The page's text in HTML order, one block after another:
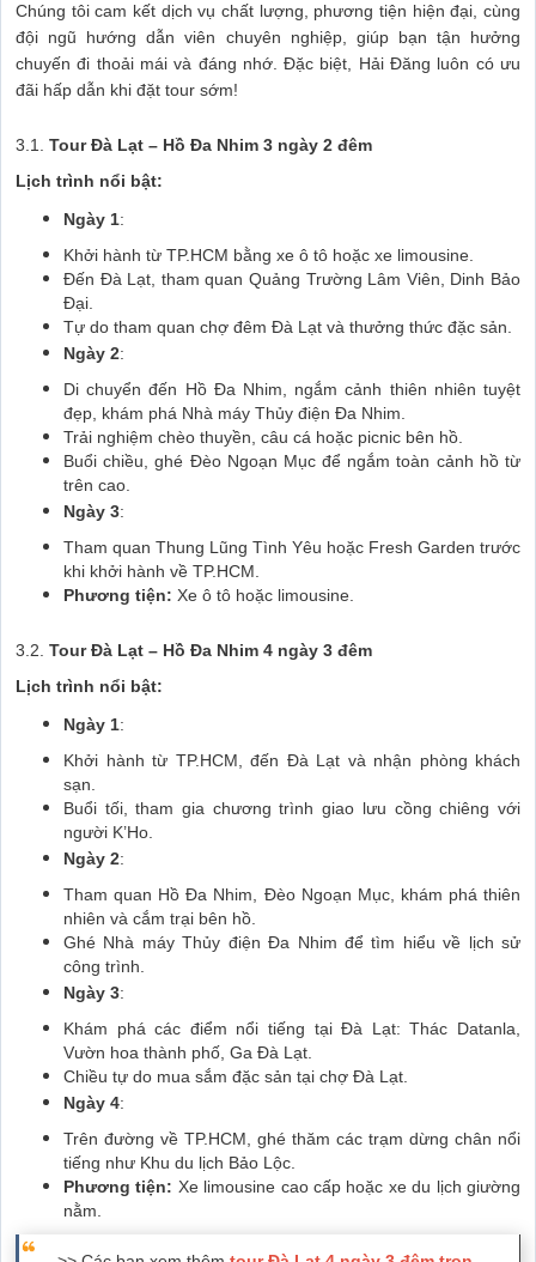
Chúng tôi cam kết dịch vụ chất lượng, phương tiện hiện đại, cùng
đội ngũ hướng dẫn viên chuyên nghiệp, giúp bạn tận hưởng
chuyến đi thoải mái và đáng nhớ. Đặc biệt, Hải Đăng luôn có ưu
đãi hấp dẫn khi đặt tour sớm!
3.1. Tour Đà Lạt – Hồ Đa Nhim 3 ngày 2 đêm
Lịch trình nổi bật:
Ngày 1:
Khởi hành từ TP.HCM bằng xe ô tô hoặc xe limousine.
Đến Đà Lạt, tham quan Quảng Trường Lâm Viên, Dinh Bảo
Đại.
Tự do tham quan chợ đêm Đà Lạt và thưởng thức đặc sản.
Ngày 2:
Di chuyển đến Hồ Đa Nhim, ngắm cảnh thiên nhiên tuyệt
đẹp, khám phá Nhà máy Thủy điện Đa Nhim.
Trải nghiệm chèo thuyền, câu cá hoặc picnic bên hồ.
Buổi chiều, ghé Đèo Ngoạn Mục để ngắm toàn cảnh hồ từ
trên cao.
Ngày 3:
Tham quan Thung Lũng Tình Yêu hoặc Fresh Garden trước
khi khởi hành về TP.HCM.
Phương tiện: Xe ô tô hoặc limousine.
3.2. Tour Đà Lạt – Hồ Đa Nhim 4 ngày 3 đêm
Lịch trình nổi bật:
Ngày 1:
Khởi hành từ TP.HCM, đến Đà Lạt và nhận phòng khách
sạn.
Buổi tối, tham gia chương trình giao lưu cồng chiêng với
người K’Ho.
Ngày 2:
Tham quan Hồ Đa Nhim, Đèo Ngoạn Mục, khám phá thiên
nhiên và cắm trại bên hồ.
Ghé Nhà máy Thủy điện Đa Nhim để tìm hiểu về lịch sử
công trình.
Ngày 3:
Khám phá các điểm nổi tiếng tại Đà Lạt: Thác Datanla,
Vườn hoa thành phố, Ga Đà Lạt.
Chiều tự do mua sắm đặc sản tại chợ Đà Lạt.
Ngày 4:
Trên đường về TP.HCM, ghé thăm các trạm dừng chân nổi
tiếng như Khu du lịch Bảo Lộc.
Phương tiện: Xe limousine cao cấp hoặc xe du lịch giường
nằm.